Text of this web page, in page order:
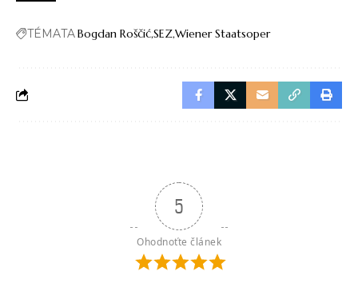
TÉMATABogdan RoščićSEZWiener Staatsoper
5
Ohodnoťte článek